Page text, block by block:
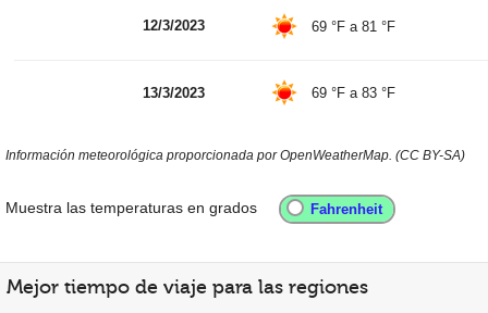
12/3/2023 69 °F a81 °F
13/3/2023 69 °F a83 °F
Información meteorológica proporcionada por OpenWeatherMap. (CC BY-SA)
Muestra las temperaturas en grados
Mejor tiempo de viaje para las regiones